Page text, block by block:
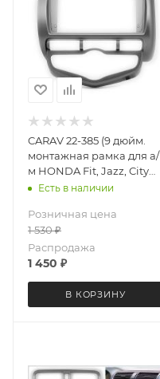
CARAV 22-385 (9 дюйм.
монтажная рамка для а/
м HONDA Fit, Jazz, City
2002-08 (с климат
Есть в наличии
Розничная цена
1 530₽
Распродажа
1 450 ₽
В КОРЗИНУ